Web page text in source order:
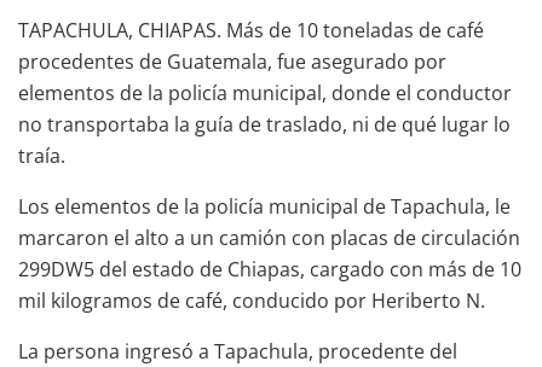
TAPACHULA, CHIAPAS. Más de 10 toneladas de café
procedentes de Guatemala, fue asegurado por
elementos de la policía municipal, donde el conductor
no transportaba la guía de traslado, ni de qué lugar lo
traía.
Los elementos de la policía municipal de Tapachula, le
marcaron el alto a un camión con placas de circulación
299DW5 del estado de Chiapas, cargado con más de 10
mil kilogramos de café, conducido por Heriberto N.
La persona ingresó a Tapachula, procedente del